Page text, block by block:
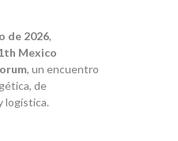
de 2026,
Mexico
, un encuentro
de
logística.